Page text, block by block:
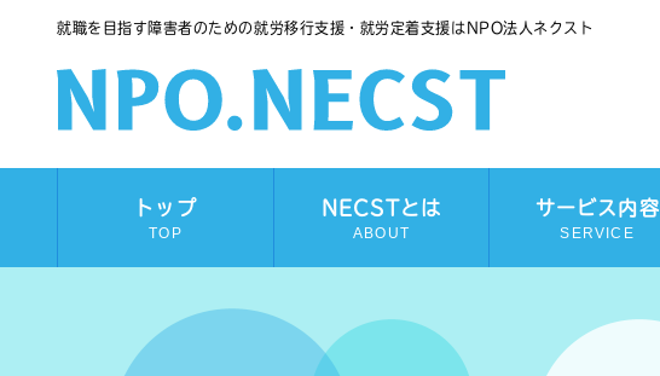
就職を目指す障害者のための就労移行支援・就労定着支援はNPO法人ネクスト
トップ
TOP
NECSTとは
ABOUT
サービス内容
SERVICE